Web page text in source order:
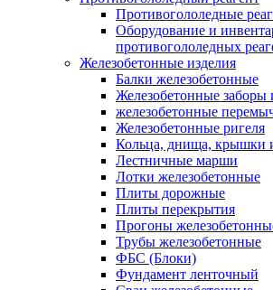
Противогололедные
Оборудование и
противогололедных
Железобетонные изделия
Балки железобетонные
Железобетонные заборы
железобетонные
Железобетонные ригеля
Кольца, днища, крышки
Лестничные марши
Лотки железобетонные
Плиты дорожные
Плиты перекрытия
Прогоны
Трубы железобетонные
ФБС (Блоки)
Фундамент ленточный